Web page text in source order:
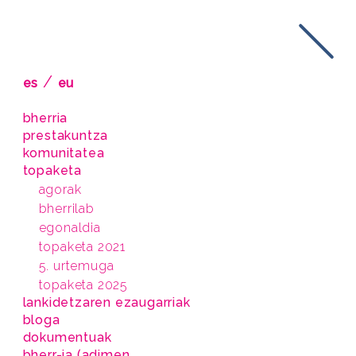
es / eu
bherria
prestakuntza
komunitatea
topaketa
agorak
bherrilab
egonaldia
topaketa 2021
5. urtemuga
topaketa 2025
lankidetzaren ezaugarriak
bloga
dokumentuak